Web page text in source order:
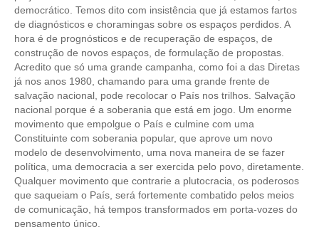
SEESP EDUCAÇÃO
PLATAFORMAS GRATUITAS
BENEFÍCIOS
APOSENTADORIA
CONVÊNIOS
PLANO DE SAÚDE
SEESPPREV
democrático. Temos dito com insistência que já estamos fartos
de diagnósticos e choramingas sobre os espaços perdidos. A
hora é de prognósticos e de recuperação de espaços, de
construção de novos espaços, de formulação de propostas.
Acredito que só uma grande campanha, como foi a das Diretas
já nos anos 1980, chamando para uma grande frente de
salvação nacional, pode recolocar o País nos trilhos. Salvação
nacional porque é a soberania que está em jogo. Um enorme
movimento que empolgue o País e culmine com uma
Constituinte com soberania popular, que aprove um novo
modelo de desenvolvimento, uma nova maneira de se fazer
política, uma democracia a ser exercida pelo povo, diretamente.
Qualquer movimento que contrarie a plutocracia, os poderosos
que saqueiam o País, será fortemente combatido pelos meios
de comunicação, há tempos transformados em porta-vozes do
pensamento único.